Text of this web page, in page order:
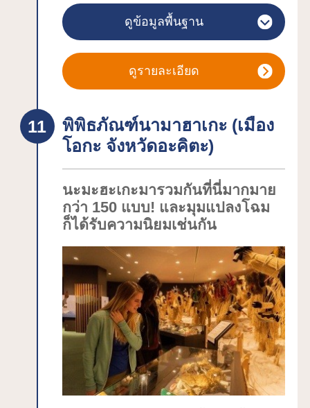
“พิพิธภัณฑ์ศิลปะหัตถกรรมจากเปลือกไม้
ซากุระ”
ว่าจะเป็นซากุระ ใบไม้เขียวชอุ่ม ใบไม้
เปลี่ยนสี หรือวิวหิมะ แต่โด่งดังเป็นพิเศษ
ผู้คนมากมายมากันอย่างคับคั่งตั้งแต่ปลาย
เดือนเมษายนจนถึงต้นเดือนพฤษภาคมซึ่ง
ซากุระพันธุ์กิ่งย้อยที่สง่างามอยู่บนรั้วสีดำ
ของคฤหาสน์ซามูไรนี้เป็นวิวธรรมชาติที่
สวยงาม มีซากุระพันธุ์กิ่งย้อยเรียงรายกว่า
การขึ้นทะเบียนให้เป็นอนุสรณ์ทาง
ธรรมชาติของญี่ปุ่นอีกด้วย
ทำเลดีโดยใช้เวลาเดิน 15-20 นาทีจาก
สถานี JR คะคุโนะดะเทะ และ “คะคุโนะ
ดะเทะเอกิมาเอะคุระ” อาคารสไตล์โกดังที่
ตั้งอยู่หน้าสถานีได้กลายเป็นศูนย์แนะนำ
ข้อมูลท่องเที่ยว ซึ่งการหยิบแผนที่หรือแผ่น
พับนี้จะช่วยให้คุณเที่ยวได้สะดวกสบาย
ความอลังการของโคมไฟคันโตของจริง
ขนาดมหึมาที่ตั้งเรียงรายอยู่ในห้องโถง
สามารถเข้าร่วมประสบการณ์การแสดง
คันโตโดยถือไว้ที่มือได้ด้วย
ดูข้อมูลพื้นฐาน
ดูรายละเอียด
พิพิธภัณฑ์นามาฮาเกะ (เมือง
โอกะ จังหวัดอะคิตะ)
นะมะฮะเกะมารวมกันที่นี่มากมาย
กว่า 150 แบบ! และมุมแปลงโฉม
ก็ได้รับความนิยมเช่นกัน